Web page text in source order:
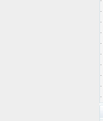
·
·
·
·
·
·
·
·
·